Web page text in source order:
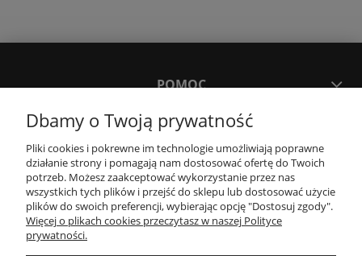
POMOC
MOJE KONTO
PŁATNOŚCI I DOSTAWA
KONTAKT
Dbamy o Twoją prywatność
Pliki cookies i pokrewne im technologie umożliwiają poprawne
działanie strony i pomagają nam dostosować ofertę do Twoich
potrzeb. Możesz zaakceptować wykorzystanie przez nas
wszystkich tych plików i przejść do sklepu lub dostosować użycie
plików do swoich preferencji, wybierając opcję "Dostosuj zgody".
Więcej o plikach cookies przeczytasz w naszej Polityce
prywatności.